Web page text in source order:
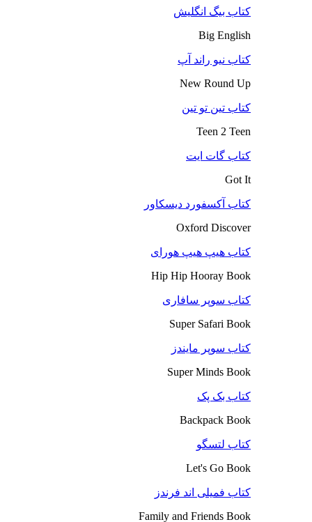
کتاب بیگ انگلیش
Big English
کتاب نیو راند آپ
New Round Up
کتاب تین تو تین
Teen 2 Teen
کتاب گات ایت
Got It
کتاب آکسفورد دیسکاور
Oxford Discover
کتاب هیپ هیپ هورای
Hip Hip Hooray Book
کتاب سوپر سافاری
Super Safari Book
کتاب سوپر مایندز
Super Minds Book
کتاب بک پک
Backpack Book
کتاب لتسگو
Let's Go Book
کتاب فمیلی اند فرندز
Family and Friends Book